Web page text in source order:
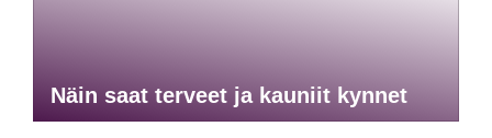
Näin saat terveet ja kauniit kynnet